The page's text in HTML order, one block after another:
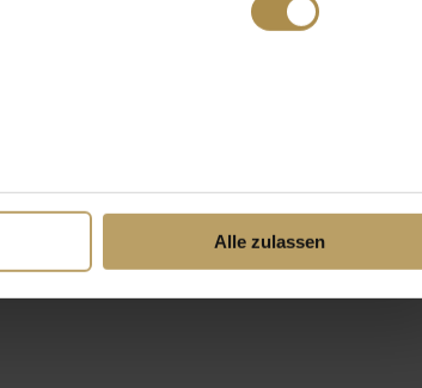
Alle zulassen